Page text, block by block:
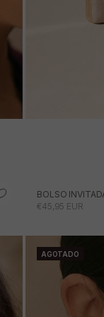
BOLSO
PRECIO DE
€45,95 EUR
AGOTADO